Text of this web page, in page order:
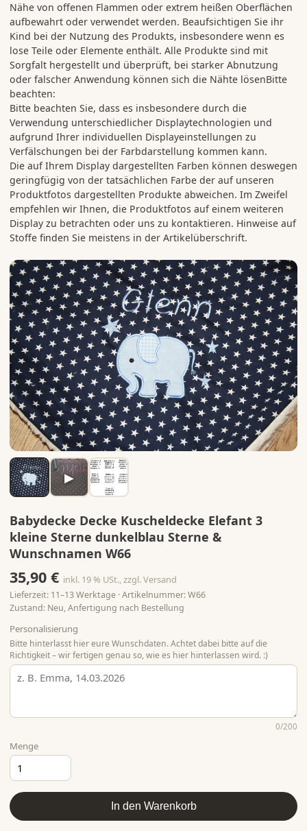
Nähe von offenen Flammen oder extrem heißen Oberflächen
aufbewahrt oder verwendet werden. Beaufsichtigen Sie ihr
Kind bei der Nutzung des Produkts, insbesondere wenn es
lose Teile oder Elemente enthält. Alle Produkte sind mit
Sorgfalt hergestellt und überprüft, bei starker Abnutzung
oder falscher Anwendung können sich die Nähte lösenBitte
beachten:
Bitte beachten Sie, dass es insbesondere durch die
Verwendung unterschiedlicher Displaytechnologien und
aufgrund Ihrer individuellen Displayeinstellungen zu
Verfälschungen bei der Farbdarstellung kommen kann.
Die auf Ihrem Display dargestellten Farben können deswegen
geringfügig von der tatsächlichen Farbe der auf unseren
Produktfotos dargestellten Produkte abweichen. Im Zweifel
empfehlen wir Ihnen, die Produktfotos auf einem weiteren
Display zu betrachten oder uns zu kontaktieren. Hinweise auf
▶
Babydecke Decke Kuscheldecke Elefant 3
kleine Sterne dunkelblau Sterne &
Wunschnamen W66
35,90 € inkl. 19 % USt., zzgl. Versand
Lieferzeit: 11–13 Werktage · Artikelnummer: W66
Zustand: Neu, Anfertigung nach Bestellung
Personalisierung
Bitte hinterlasst hier eure Wunschdaten. Achtet dabei bitte auf die
Richtigkeit – wir fertigen genau so, wie es hier hinterlassen wird. :)
0/200
Menge
In den Warenkorb